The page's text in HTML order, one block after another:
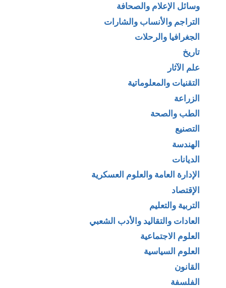
وسائل الإعلام والصحافة
التراجم والأنساب والشارات
الجغرافيا والرحلات
تاريخ
علم الآثار
التقنيات والمعلوماتية
الزراعة
الطب والصحة
التصنيع
الهندسة
الديانات
الإدارة العامة والعلوم العسكرية
الإقتصاد
التربية والتعليم
العادات والتقاليد والأدب الشعبي
العلوم الاجتماعية
العلوم السياسية
القانون
الفلسفة